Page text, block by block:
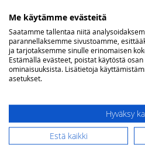
Campingaz kaasurasia
CV470 Plus
16,00 €
Me käytämme evästeitä
Saatamme tallentaa niitä
parannellaksemme sivustoamme,
ja tarjotaksemme sinulle erinomaisen
Estämällä evästeet, poistat käytöstä
ominaisuuksista. Lisätietoja
asetukset.
Hyväksy
Estä kaikki